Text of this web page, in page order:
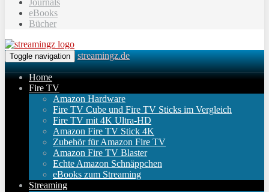
Journals
eBooks
Bücher
Toggle navigation streamingz.de
Home
Fire TV
Amazon Hardware
Fire TV Cube und Fire TV Sticks im Vergleich
Fire TV mit 4K Ultra-HD
Amazon Fire TV Stick 4K
Zubehör für Amazon Fire TV
Amazon Fire TV Blaster
Echte Amazon Schnäppchen
eBooks zum Streaming
Streaming